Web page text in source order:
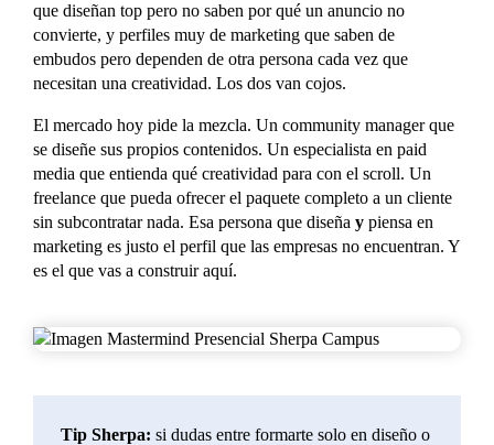
que diseñan top pero no saben por qué un anuncio no
convierte, y perfiles muy de marketing que saben de
embudos pero dependen de otra persona cada vez que
necesitan una creatividad. Los dos van cojos.
El mercado hoy pide la mezcla. Un community manager que
se diseñe sus propios contenidos. Un especialista en paid
media que entienda qué creatividad para con el scroll. Un
freelance que pueda ofrecer el paquete completo a un cliente
sin subcontratar nada. Esa persona que diseña y piensa en
marketing es justo el perfil que las empresas no encuentran. Y
es el que vas a construir aquí.
Tip Sherpa: si dudas entre formarte solo en diseño o